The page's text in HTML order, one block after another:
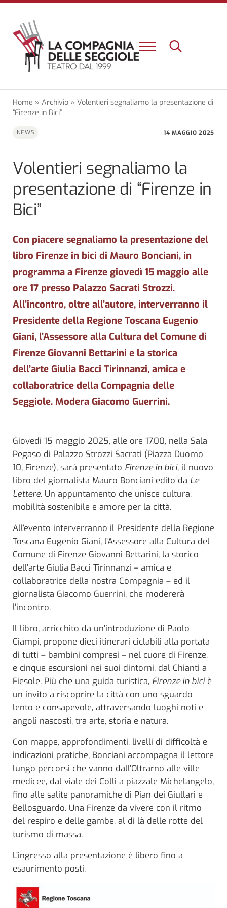
Passa al contenuto principale
Skip to header right navigation
Skip to site footer
La Compagnia delle Seggiole
Un nuovo teatro e una nuova esperienza a Firenze
Menu Search...
Home » Archivio» Volentieri segnaliamo la presentazione di
“Firenze in Bici”
NEWS 14 MAGGIO 2025
Volentieri segnaliamo la
presentazione di “Firenze in
Bici”
Con piacere segnaliamo la presentazione del
libro Firenze in bici di Mauro Bonciani, in
programma a Firenze giovedì 15 maggio alle
ore 17 presso Palazzo Sacrati Strozzi.
All’incontro, oltre all’autore, interverranno il
Presidente della Regione Toscana Eugenio
Giani, l’Assessore alla Cultura del Comune di
Firenze Giovanni Bettarini e la storica
dell’arte Giulia Bacci Tirinnanzi, amica e
collaboratrice della Compagnia delle
Seggiole. Modera Giacomo Guerrini.
Giovedì 15 maggio 2025, alle ore 17.00, nella Sala
Pegaso di Palazzo Strozzi Sacrati (Piazza Duomo
10, Firenze), sarà presentato Firenze in bici, il nuovo
libro del giornalista Mauro Bonciani edito da Le
Lettere. Un appuntamento che unisce cultura,
mobilità sostenibile e amore per la città.
All’evento interverranno il Presidente della Regione
Toscana Eugenio Giani, l’Assessore alla Cultura del
Comune di Firenze Giovanni Bettarini, la storico
dell’arte Giulia Bacci Tirinnanzi – amica e
collaboratrice della nostra Compagnia – ed il
giornalista Giacomo Guerrini, che modererà
l’incontro.
Il libro, arricchito da un’introduzione di Paolo
Ciampi, propone dieci itinerari ciclabili alla portata
di tutti – bambini compresi – nel cuore di Firenze,
e cinque escursioni nei suoi dintorni, dal Chianti a
Fiesole. Più che una guida turistica, Firenze in biciè
un invito a riscoprire la città con uno sguardo
lento e consapevole, attraversando luoghi noti e
angoli nascosti, tra arte, storia e natura.
Con mappe, approfondimenti, livelli di difficoltà e
indicazioni pratiche, Bonciani accompagna il lettore
lungo percorsi che vanno dall’Oltrarno alle ville
medicee, dal viale dei Colli a piazzale Michelangelo,
fino alle salite panoramiche di Pian dei Giullari e
Bellosguardo. Una Firenze da vivere con il ritmo
del respiro e delle gambe, al di là delle rotte del
turismo di massa.
L’ingresso alla presentazione è libero fino a
esaurimento posti.